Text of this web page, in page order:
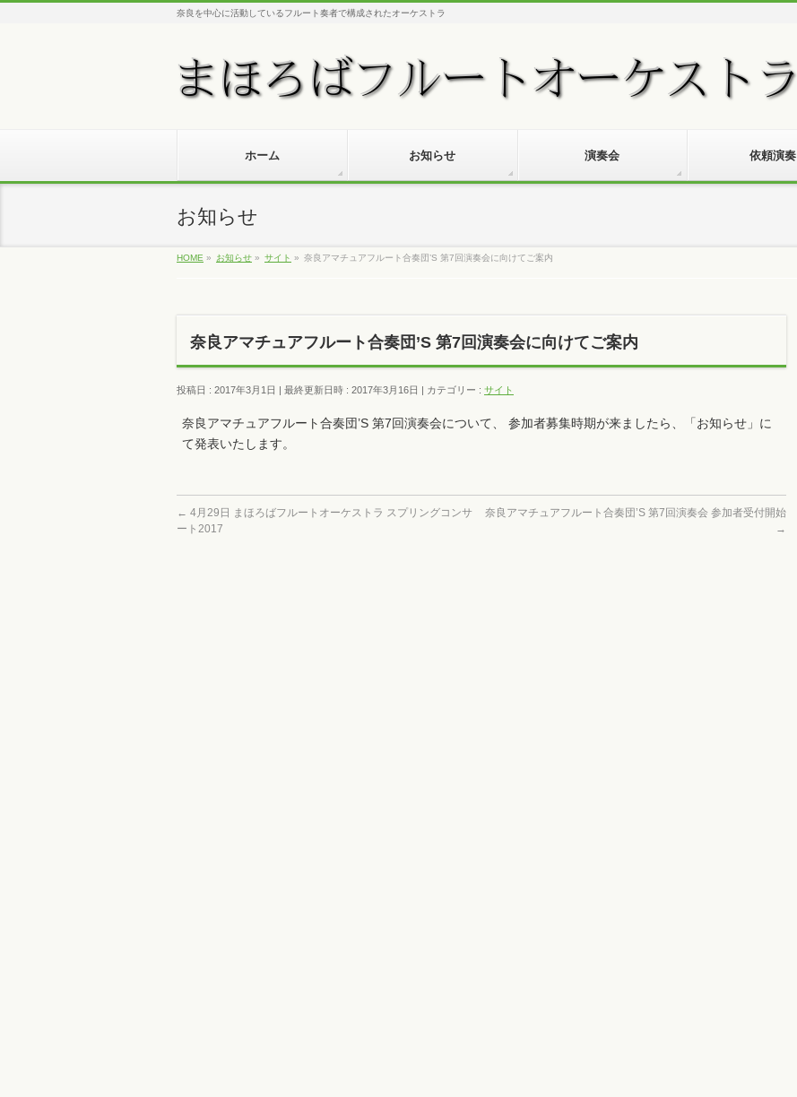
奈良を中心に活動しているフルート奏者で構成されたオーケストラ
ホーム お知らせ 演奏会 依頼演奏
お知らせ
HOME » お知らせ » サイト » 奈良アマチュアフルート合奏団’S 第7回演奏会に向けてご案内
奈良アマチュアフルート合奏団’S 第7回演奏会に向けてご案内
投稿日 : 2017年3月1日 最終更新日時 : 2017年3月16日 カテゴリー : サイト
奈良アマチュアフルート合奏団’S 第7回演奏会について、 参加者募集時期が来ましたら、「お知らせ」に
て発表いたします。
← 4月29日 まほろばフルートオーケストラ スプリングコンサ
ート2017
奈良アマチュアフルート合奏団’S 第7回演奏会 参加者受付開始
→